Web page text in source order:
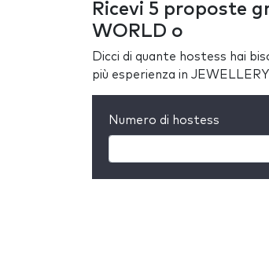
Ricevi 5 proposte
WORLD o
Dicci di quante hostess hai
più esperienza in
Numero di hostess